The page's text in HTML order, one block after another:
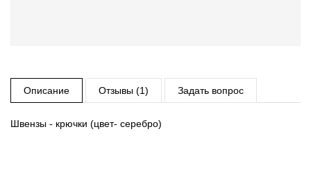
Описание Отзывы (1) Задать вопрос
Швензы - крючки (цвет- серебро)